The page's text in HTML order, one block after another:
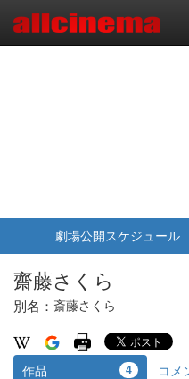
劇場公開スケジュール
齋藤さくら
別名： 斎藤さくら
作品 4 コメ